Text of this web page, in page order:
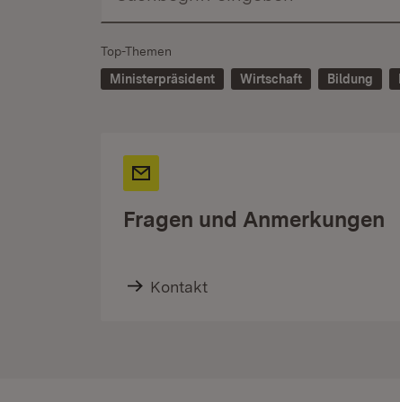
Top-Themen
Ministerpräsident
Wirtschaft Bildung
Fragen und Anmerkungen
Kontakt